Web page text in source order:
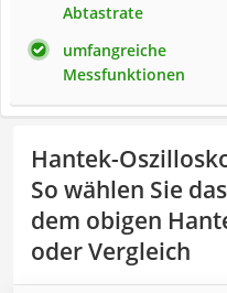
Abtastrate
umfangreiche
Messfunktionen
Hantek-
So wählen Sie
dem obigen
oder Vergleich